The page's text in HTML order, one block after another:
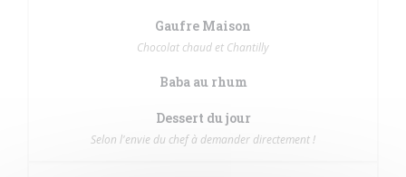
Gaufre Maison
Chocolat chaud et Chantilly
Baba au rhum
Dessert du jour
Selon l'envie du chef à demander directement !